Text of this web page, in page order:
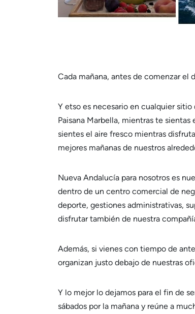
Cada mañana, antes de comenzar el
Y etso es necesario en cualquier
Paisana Marbella, mientras te
sientes el aire fresco mientras
mejores mañanas de nuestros
Nueva Andalucía para nosotros es
dentro de un centro comercial de
deporte, gestiones administrativas,
disfrutar también de nuestra
Además, si vienes con tiempo de
organizan justo debajo de nuestras
Y lo mejor lo dejamos para el fin de
sábados por la mañana y reúne a